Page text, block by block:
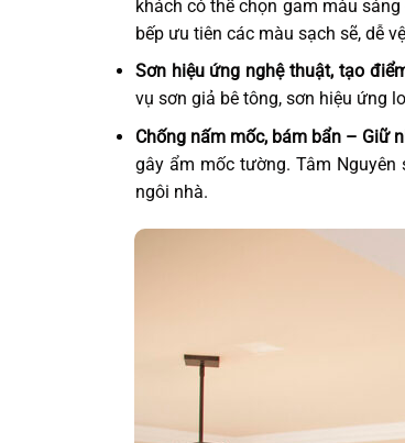
khách có thể chọn gam màu
bếp ưu tiên các màu sạch sẽ, dễ
Sơn hiệu ứng nghệ thuật, tạo
vụ sơn giả bê tông, sơn hiệu ứng
Chống nấm mốc, bám bẩn – Giữ
gây ẩm mốc tường. Tâm
ngôi nhà.